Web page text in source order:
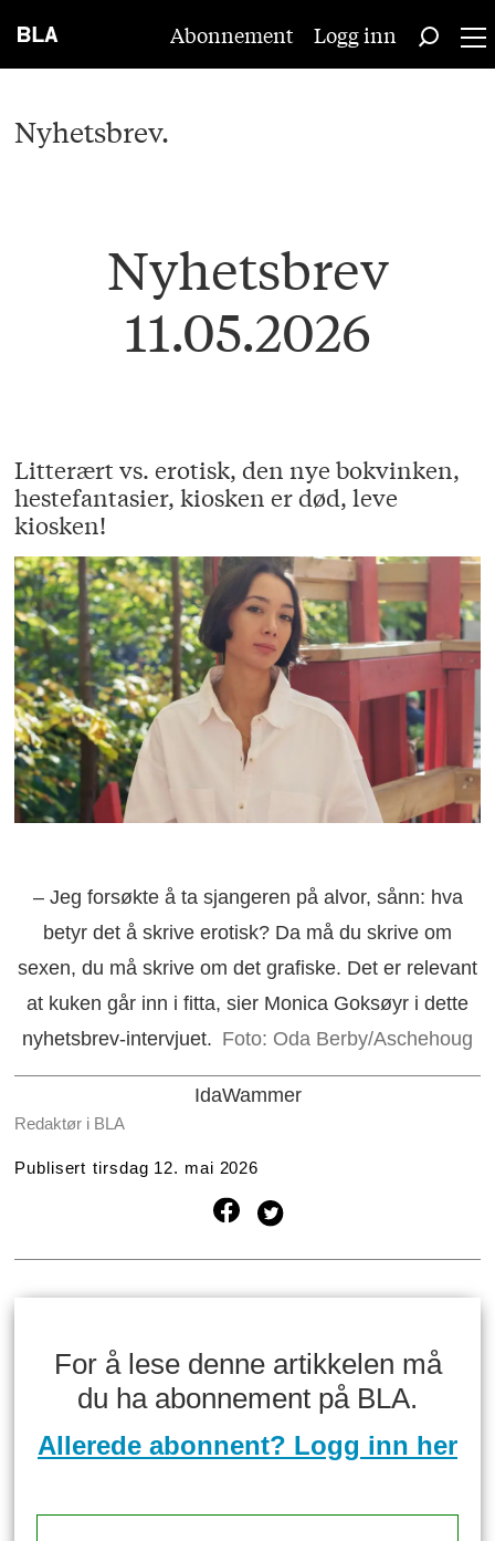
Abonnement Logg inn
Nyhetsbrev.
Nyhetsbrev
11.05.2026
Litterært vs. erotisk, den nye bokvinken,
hestefantasier, kiosken er død, leve
kiosken!
– Jeg forsøkte å ta sjangeren på alvor, sånn: hva
betyr det å skrive erotisk? Da må du skrive om
sexen, du må skrive om det grafiske. Det er relevant
at kuken går inn i fitta, sier Monica Goksøyr i dette
nyhetsbrev-intervjuet. Foto: Oda Berby/Aschehoug
IdaWammer
Redaktør i BLA
Publisert tirsdag 12. mai 2026
For å lese denne artikkelen må
du ha abonnement på BLA.
Allerede abonnent? Logg inn her